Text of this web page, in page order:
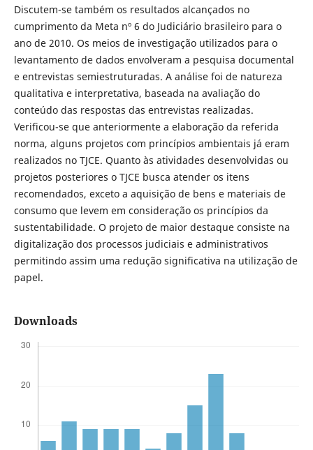
Discutem-se também os resultados alcançados no
cumprimento da Meta nº 6 do Judiciário brasileiro para o
ano de 2010. Os meios de investigação utilizados para o
levantamento de dados envolveram a pesquisa documental
e entrevistas semiestruturadas. A análise foi de natureza
qualitativa e interpretativa, baseada na avaliação do
conteúdo das respostas das entrevistas realizadas.
Verificou-se que anteriormente a elaboração da referida
norma, alguns projetos com princípios ambientais já eram
realizados no TJCE. Quanto às atividades desenvolvidas ou
projetos posteriores o TJCE busca atender os itens
recomendados, exceto a aquisição de bens e materiais de
consumo que levem em consideração os princípios da
sustentabilidade. O projeto de maior destaque consiste na
digitalização dos processos judiciais e administrativos
permitindo assim uma redução significativa na utilização de
papel.
Downloads